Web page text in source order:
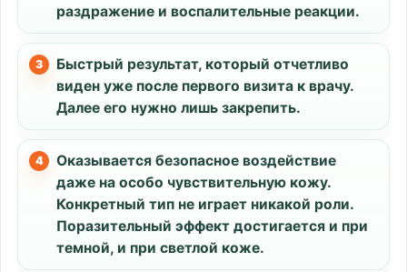
раздражение и воспалительные реакции.
Быстрый результат, который отчетливо
виден уже после первого визита к врачу.
Далее его нужно лишь закрепить.
Оказывается безопасное воздействие
даже на особо чувствительную кожу.
Конкретный тип не играет никакой роли.
Поразительный эффект достигается и при
темной, и при светлой коже.